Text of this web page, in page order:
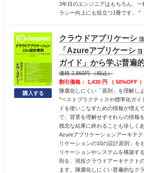
3年目のエンジニアはもちろん、
ラシー向上にも役立つ1冊です。 "
クラウドアプリケーシ
「Azureアプリケーシ
ガイド」から学ぶ普遍
価格 2,860円 （税込）
割引価格： 1,430 円 （ 50%OFF ）
陳腐化しにくい「原則」を理解し
"ベストプラクティスや標準化ガイ
ドを使いこなすための情報が増え
で、背景を理解せずそれらの情報
残念な結果に終わることも珍しく
Azureアプリケーションアーキテ
リケーションの10の設計原則」を
リケーションやシステムを構築す
則を、現役クラウドアーキテクト
ます。陳腐化しにくい普遍的なク